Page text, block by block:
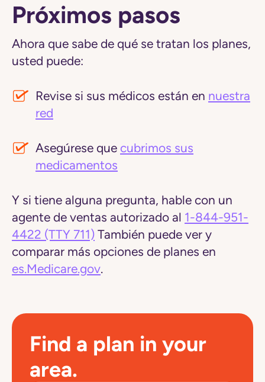
Próximos pasos
Ahora que sabe de qué se tratan los planes,
usted puede:
Revise si sus médicos están en nuestra
red
Asegúrese que cubrimos sus
medicamentos
Y si tiene alguna pregunta, hable con un
agente de ventas autorizado al 1-844-951-
4422 (TTY 711) También puede ver y
comparar más opciones de planes en
es.Medicare.gov.
Find a plan in your
area.